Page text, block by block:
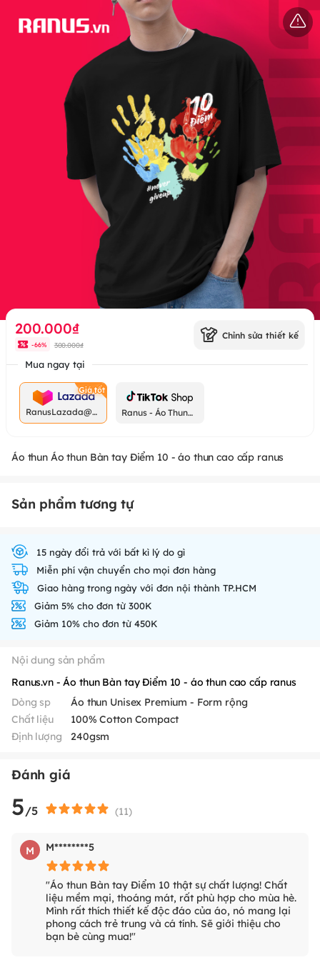
200.000₫
-66% 300.000₫
Chỉnh sửa thiết kế
Mua ngay tại
RanusLazada@g
mail.com
Ranus - Áo Thun
Áo thun Áo thun Bàn tay Điểm 10 - áo thun cao cấp ranus
Sản phẩm tương tự
15 ngày đổi trả với bất kì lý do gì
Miễn phí vận chuyển cho mọi đơn hàng
Giao hàng trong ngày với đơn nội thành TP.HCM
Giảm 5% cho đơn từ 300K
Giảm 10% cho đơn từ 450K
Nội dung sản phẩm
Ranus.vn - Áo thun Bàn tay Điểm 10 - áo thun cao cấp ranus
Dòng sp
Áo thun Unisex Premium - Form rộng
Chất liệu
100% Cotton Compact
Định lượng
240gsm
Đánh giá
5/5 (11)
M M********5
"Áo thun Bàn tay Điểm 10 thật sự chất lượng! Chất
liệu mềm mại, thoáng mát, rất phù hợp cho mùa hè.
Mình rất thích thiết kế độc đáo của áo, nó mang lại
phong cách trẻ trung và cá tính. Sẽ giới thiệu cho
bạn bè cùng mua!"